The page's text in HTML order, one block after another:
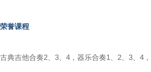
荣誉课程
古典吉他合奏2、3、4，器乐合奏1、2、3、4